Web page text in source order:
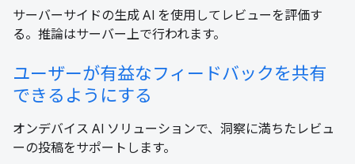
サーバーサイドの生成 AI を使用してレビューを評価す
る。推論はサーバー上で行われます。
ユーザーが有益なフィードバックを共有
できるようにする
オンデバイス AI ソリューションで、洞察に満ちたレビュ
ーの投稿をサポートします。